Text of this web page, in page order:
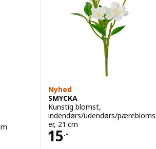
Nyhed
SMYCKA
Kunstig blomst,
indendørs/udendørs/
er, 21 cm
15.-
Pris 15.-